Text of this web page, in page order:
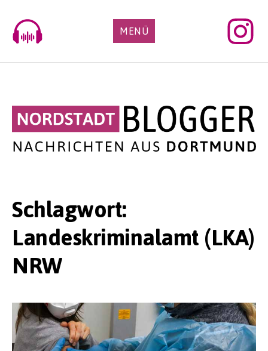
content
MENÜ
Schlagwort:
Landeskriminalamt (LKA)
NRW